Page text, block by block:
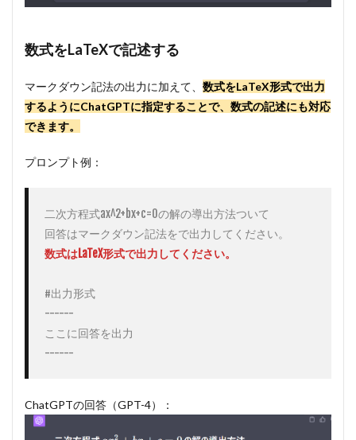
数式をLaTeXで記述する
マークダウン記法の出力に加えて、 数式をLaTeX形式で出力
するようにChatGPTに指定することで、数式の記述にも対応
できます。
プロンプト例：
二次方程式ax^2+bx+c=0の解の導出方法ついて
数式はLaTeX形式で出力してください。
#出力形式
------
ここに回答を出力
------
ChatGPTの回答（GPT-4）：